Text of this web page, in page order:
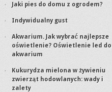
Jaki pies do domu z ogrodem?
Indywidualny gust
Akwarium. Jak wybrać najlepsze
oświetlenie? Oświetlenie led do
akwarium
Kukurydza mielona w żywieniu
zwierząt hodowlanych: wady i
zalety